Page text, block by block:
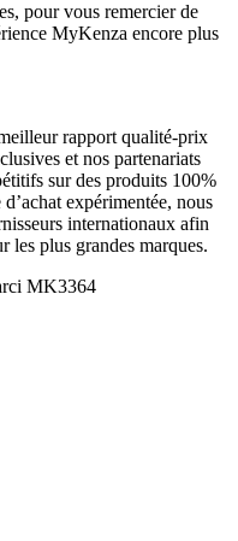
pour vous remercier de
MyKenza encore plus
rapport qualité-prix
et nos partenariats
sur des produits 100%
expérimentée, nous
internationaux afin
les plus grandes marques.
MK3364